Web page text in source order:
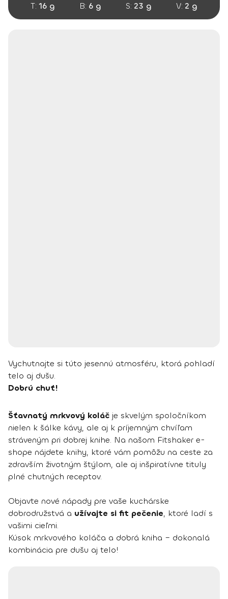
T: 16 g B: 6 g S: 23 g V: 2 g
Vychutnajte si túto jesennú atmosféru, ktorá pohladí
telo aj dušu.
Dobrú chuť!
Šťavnatý mrkvový koláč je skvelým spoločníkom
nielen k šálke kávy, ale aj k príjemným chvíľam
stráveným pri dobrej knihe. Na našom Fitshaker e-
shope nájdete knihy, ktoré vám pomôžu na ceste za
zdravším životným štýlom, ale aj inšpiratívne tituly
plné chutných receptov.
Objavte nové nápady pre vaše kuchárske
dobrodružstvá a užívajte si fit pečenie, ktoré ladí s
vašimi cieľmi.
Kúsok mrkvového koláča a dobrá kniha – dokonalá
kombinácia pre dušu aj telo!